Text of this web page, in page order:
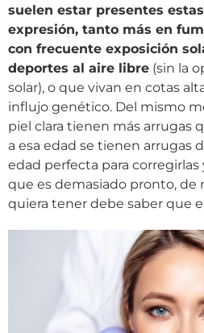
suelen estar presentes
expresión, tanto más en
con frecuente exposición
deportes al aire libre (sin la
solar), o que vivan en cotas
influjo genético. Del mismo
piel clara tienen más arrugas
a esa edad se tienen arrugas
edad perfecta para
que es demasiado pronto, de
quiera tener debe saber que